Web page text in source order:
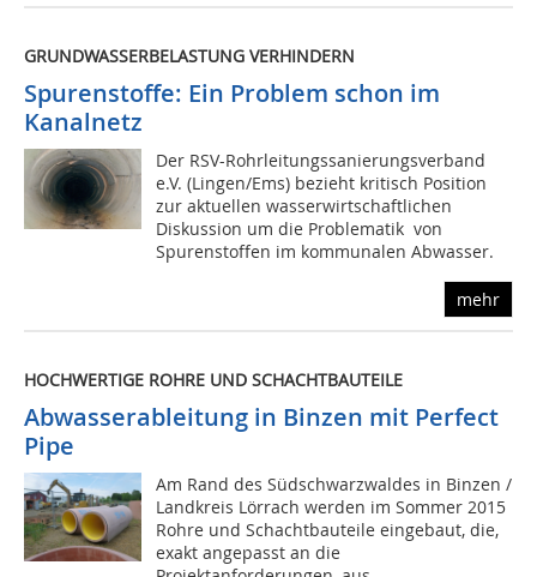
GRUNDWASSERBELASTUNG VERHINDERN
Spurenstoffe: Ein Problem schon im
Kanalnetz
Der RSV-Rohrleitungssanierungsverband
e.V. (Lingen/Ems) bezieht kritisch Position
zur aktuellen wasserwirtschaftlichen
Diskussion um die Problematik von
Spurenstoffen im kommunalen Abwasser.
mehr
HOCHWERTIGE ROHRE UND SCHACHTBAUTEILE
Abwasserableitung in Binzen mit Perfect
Pipe
Am Rand des Südschwarzwaldes in Binzen /
Landkreis Lörrach werden im Sommer 2015
Rohre und Schachtbauteile eingebaut, die,
exakt angepasst an die